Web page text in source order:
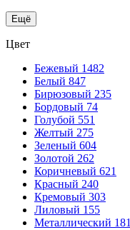
Ещё
Цвет
Бежевый 1482
Белый 847
Бирюзовый 235
Бордовый 74
Голубой 551
Желтый 275
Зеленый 604
Золотой 262
Коричневый 621
Красный 240
Кремовый 303
Лиловый 155
Металлический 181